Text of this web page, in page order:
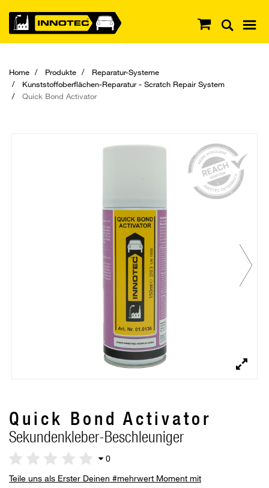
Home Produkte
Reparatur-Systeme
Kunststoffoberflächen-Reparatur - Scratch Repair System
Quick Bond Activator
Quick Bond Activator
Sekundenkleber-Beschleuniger
0
Teile uns als Erster Deinen #mehrwert Moment mit